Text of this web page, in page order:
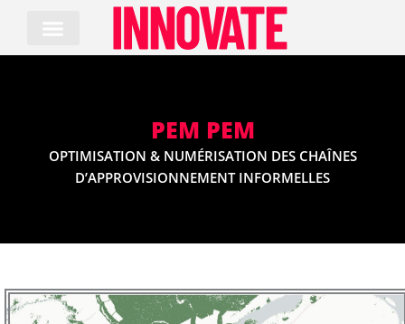
content
PEM PEM
OPTIMISATION & NUMÉRISATION DES CHAÎNES
D’APPROVISIONNEMENT INFORMELLES